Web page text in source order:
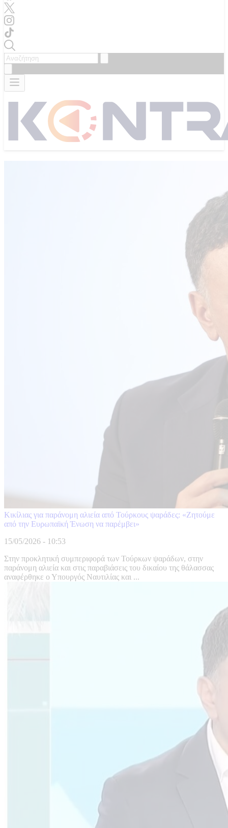
Κικίλιας για παράνομη αλιεία από Τούρκους ψαράδες: «Ζητούμε
από την Ευρωπαϊκή Ένωση να παρέμβει»
15/05/2026 - 10:53
Στην προκλητική συμπεριφορά των Τούρκων ψαράδων, στην
παράνομη αλιεία και στις παραβιάσεις του δικαίου της θάλασσας
αναφέρθηκε ο Υπουργός Ναυτιλίας και ...